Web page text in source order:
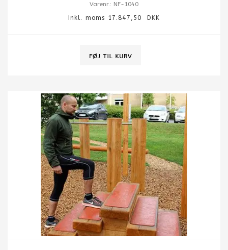
Varenr.: NF-1040
Inkl. moms 17.847,50 DKK